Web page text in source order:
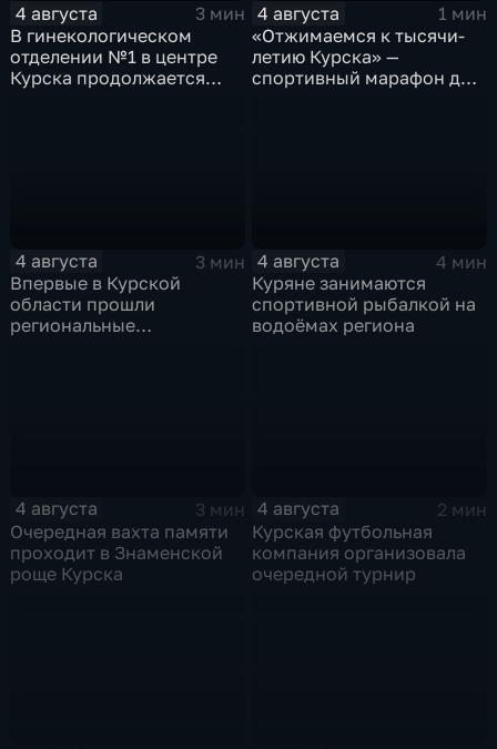
4 августа
3 мин
В гинекологическом
отделении №1 в центре
Курска продолжается
4 августа
1 мин
«Отжимаемся к тысячи-
летию Курска» —
спортивный марафон для
4 августа
3 мин
Впервые в Курской
области прошли
региональные
4 августа
4 мин
Куряне занимаются
спортивной рыбалкой на
водоёмах региона
4 августа
3 мин
Очередная вахта памяти
проходит в Знаменской
роще Курска
4 августа
2 мин
Курская футбольная
компания организовала
очередной турнир